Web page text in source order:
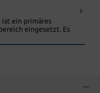
ein primäres
eingesetzt. Es